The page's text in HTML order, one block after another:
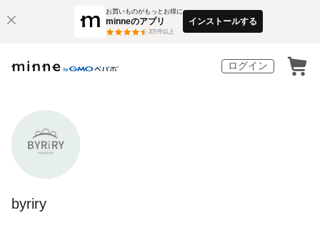
お買いものがもっとお得に
minneのアプリ
3万件以上
インストールする
ログイン
byriry